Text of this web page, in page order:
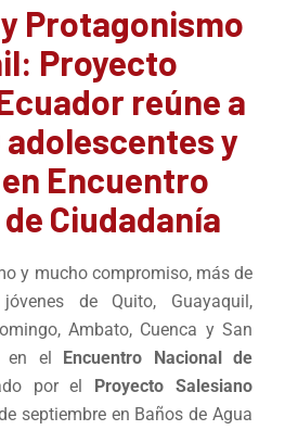
Protagonismo
Proyecto
reúne a
adolescentes y
Encuentro
Ciudadanía
y mucho compromiso, más de
de Quito, Guayaquil,
Ambato, Cuenca y San
en el Encuentro Nacional de
por el Proyecto Salesiano
septiembre en Baños de Agua